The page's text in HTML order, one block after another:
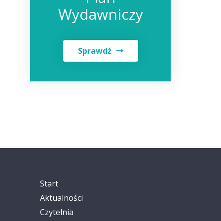
Wydawniczy
Sprawdź
Start
Aktualności
Czytelnia